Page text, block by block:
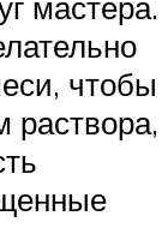
чтобы
раствора,